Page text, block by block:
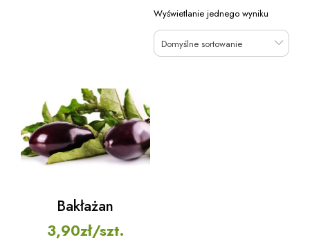
Wyświetlanie jednego wyniku
Domyślne sortowanie
Bakłażan
3,90zł/szt.